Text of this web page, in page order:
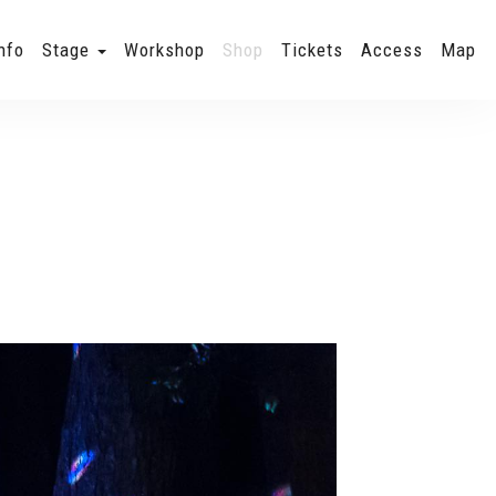
Stage Workshop Shop Tickets Access Map